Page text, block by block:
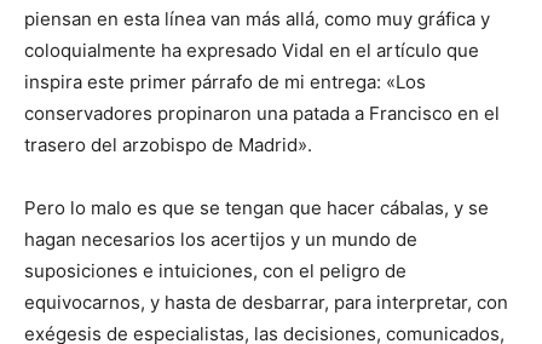
piensan en esta línea van más allá, como muy gráfica y
coloquialmente ha expresado Vidal en el artículo que
inspira este primer párrafo de mi entrega: «Los
conservadores propinaron una patada a Francisco en el
trasero del arzobispo de Madrid».
Pero lo malo es que se tengan que hacer cábalas, y se
hagan necesarios los acertijos y un mundo de
suposiciones e intuiciones, con el peligro de
equivocarnos, y hasta de desbarrar, para interpretar, con
exégesis de especialistas, las decisiones, comunicados,